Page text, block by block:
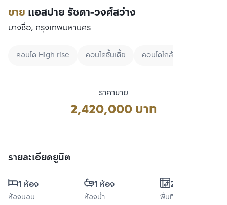
ขาย แอสปาย รัชดา-วงศ์สว่าง
บางซื่อ, กรุงเทพมหานคร
คอนโด High rise คอนโดชั้นเตี้ย คอนโดใกล้สวน
ราคาขาย
2,420,000 บาท
รายละเอียดยูนิต
1 ห้อง
ห้องนอน
1 ห้อง
ห้องน้ำ
26 ตร.ม.
พื้นที่ใช้สอย